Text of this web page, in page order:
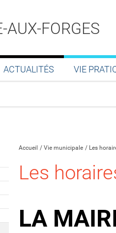
AUX-FORGES
ACTUALITÉS VIE
Accueil Vie municipale Les
Les
LA